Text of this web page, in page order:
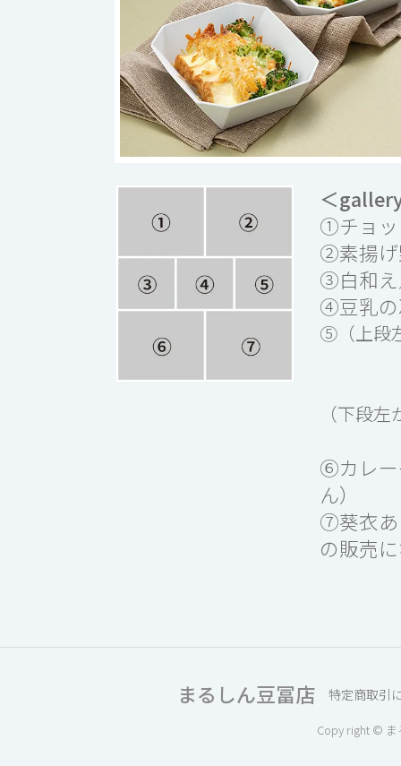
＜
①チョッ
②素揚げ
③白和え
④豆乳の
⑤（上段
（下段
⑥カレー
ん）
⑦葵衣あ
の販売
まるしん豆冨店 特定商取引
Copy right © ま